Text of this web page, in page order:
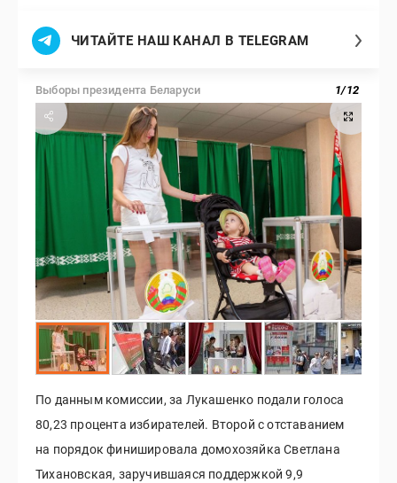
ЧИТАЙТЕ НАШ КАНАЛ В TELEGRAM
Выборы президента Беларуси 1/12
По данным комиссии, за Лукашенко подали голоса
80,23 процента избирателей. Второй с отставанием
на порядок финишировала домохозяйка Светлана
Тихановская, заручившаяся поддержкой 9,9